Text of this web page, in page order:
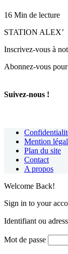
16 Min de lecture
STATION ALEX’
Inscrivez-vous à
Abonnez-vous
Suivez-nous !
Mention
Plan du site
Contact
A propos
Welcome Back!
Sign in to your
Identifiant ou
Mot de passe